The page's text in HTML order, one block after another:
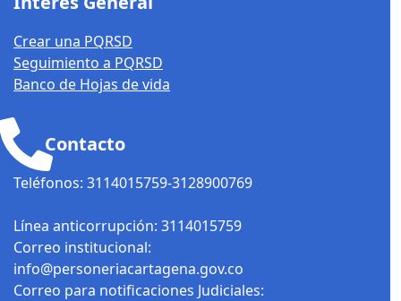
Crear una PQRSD
Seguimiento a PQRSD
Banco de Hojas de vida
Contacto
Teléfonos: 3114015759-3128900769
Línea anticorrupción: 3114015759
Correo institucional:
info@personeriacartagena.gov.co
Correo para notificaciones Judiciales: